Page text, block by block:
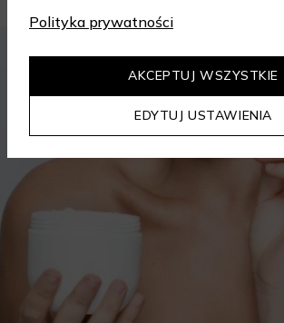
Polityka prywatności
EDYTUJ USTAWIENIA
AKCEPTUJ WSZYSTKIE